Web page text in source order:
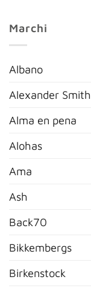
Marchi
Albano
Alexander Smith
Alma en pena
Alohas
Ama
Ash
Back70
Bikkembergs
Birkenstock